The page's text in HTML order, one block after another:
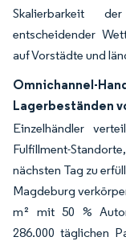
Skalierbarkeit
entscheidender
auf Vorstädte und
Omnichannel-
Lagerbeständen
Einzelhändler
Fulfillment-
nächsten Tag zu
Magdeburg
m² mit 50 %
286.000 täglichen